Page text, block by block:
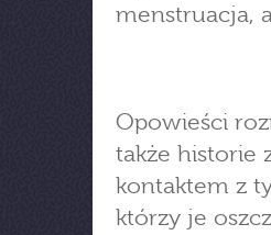
menstruacja,
Opowieści
także historie
kontaktem z
którzy je